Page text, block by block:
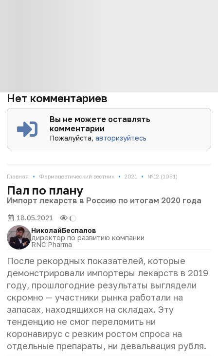
Нет комментариев
Вы не можете оставлять
комментарии
Пожалуйста,авторизуйтесь
Главная • Фармацевтический вестник • 2021 • №12 (1051)
Пал по плану
Импорт лекарств в Россию по итогам 2020 года
18.05.2021
НиколайБеспалов
директор по развитию компании
RNC Pharma
После рекордных показателей, которые
демонстрировали импортеры лекарств в 2019
году, прошлогодние результаты выглядели
скромно — участники рынка работали на
запасах, находящихся на складах. Эту
тенденцию не смог переломить ни
коронавирус с резким ростом спроса на
отдельные препараты, ни девальвация рубля.